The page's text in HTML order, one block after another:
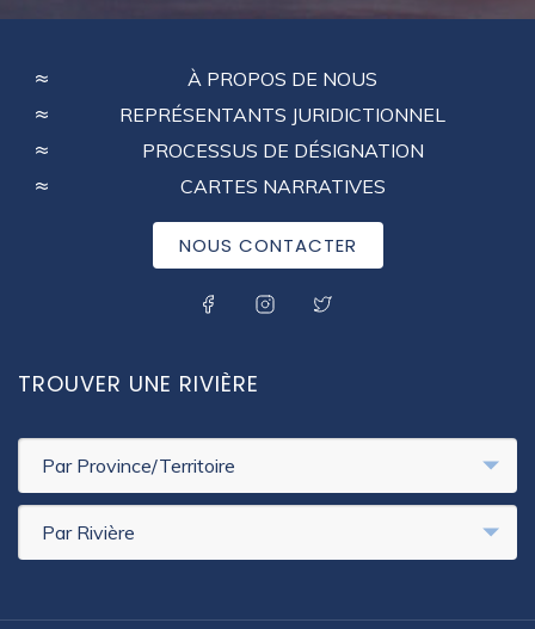
FOOTER
MENU
À PROPOS DE NOUS
REPRÉSENTANTS JURIDICTIONNEL
PROCESSUS DE DÉSIGNATION
CARTES NARRATIVES
NOUS CONTACTER
SOCIAL MENU
TROUVER UNE RIVIÈRE
Par Province/Territoire
Par Rivière